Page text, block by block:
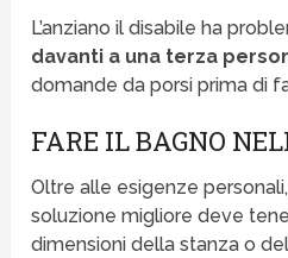
L’anziano il disabile ha
davanti a una terza
domande da porsi prima di
FARE IL BAGNO
Oltre alle esigenze
soluzione migliore deve
dimensioni della stanza o